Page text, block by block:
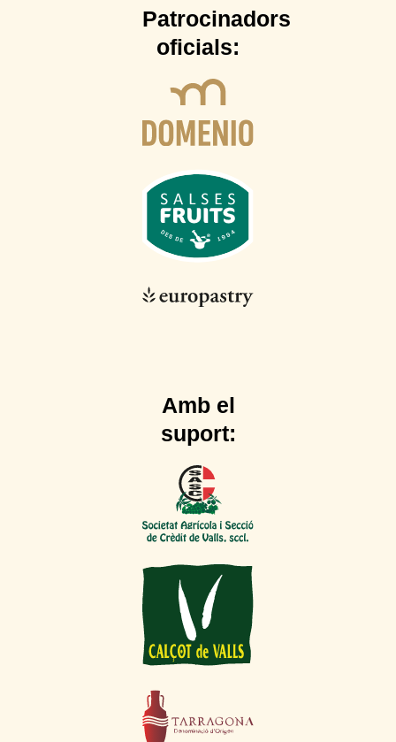
Patrocinadors
oficials:
Amb el
suport: